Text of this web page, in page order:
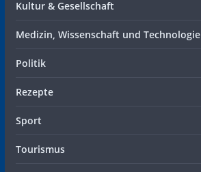
Kultur & Gesellschaft
Medizin, Wissenschaft und Technologie
Politik
Rezepte
Sport
Tourismus